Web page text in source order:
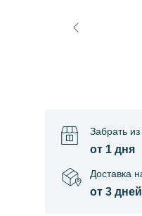
от 3 дней
Доставка
от 1 дня
Забрать